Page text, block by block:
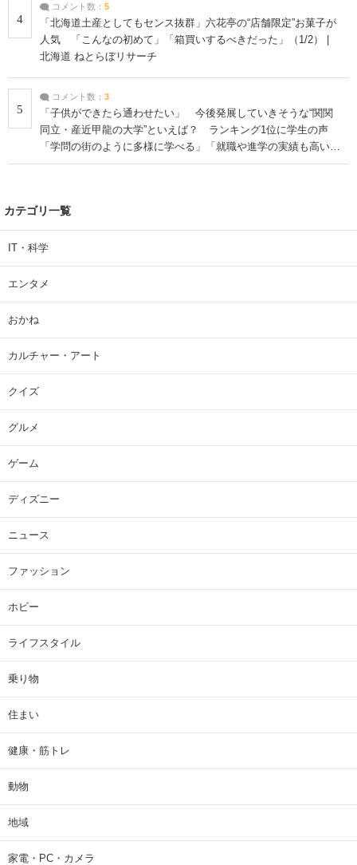
4
コメント数： 5
「北海道土産としてもセンス抜群」六花亭の“店舗限定”お菓子が
人気 「こんなの初めて」「箱買いするべきだった」（1/2） |
北海道 ねとらぼリサーチ
5
コメント数： 3
「子供ができたら通わせたい」 今後発展していきそうな“関関
同立・産近甲龍の大学”といえば？ ランキング1位に学生の声
「学問の街のように多様に学べる」「就職や進学の実績も高い」
| 大学 ねとらぼリサーチ
カテゴリ一覧
IT・科学
エンタメ
おかね
カルチャー・アート
クイズ
グルメ
ゲーム
ディズニー
ニュース
ファッション
ホビー
ライフスタイル
乗り物
住まい
健康・筋トレ
動物
地域
家電・PC・カメラ